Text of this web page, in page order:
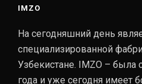
IMZO
На сегодняшний день
специализированной
Узбекистане. IMZO – была
года и уже сегодня имеет